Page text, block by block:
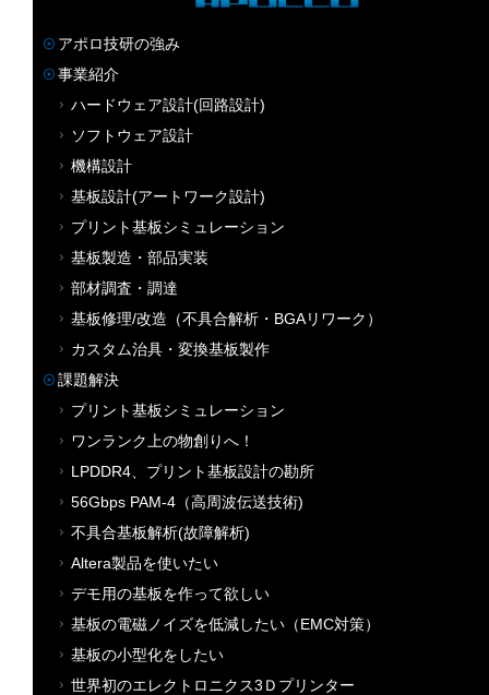
アポロ技研の強み
事業紹介
ハードウェア設計(回路設計)
ソフトウェア設計
機構設計
基板設計(アートワーク設計)
プリント基板シミュレーション
基板製造・部品実装
部材調査・調達
基板修理/改造（不具合解析・BGAリワーク）
カスタム治具・変換基板製作
課題解決
プリント基板シミュレーション
ワンランク上の物創りへ！
LPDDR4、プリント基板設計の勘所
56Gbps PAM-4（高周波伝送技術)
不具合基板解析(故障解析)
Altera製品を使いたい
デモ用の基板を作って欲しい
基板の電磁ノイズを低減したい（EMC対策）
基板の小型化をしたい
世界初のエレクトロニクス3Ｄプリンター